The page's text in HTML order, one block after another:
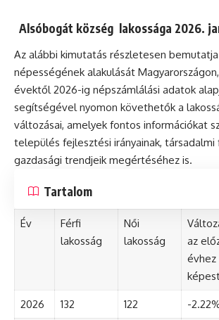
Alsóbogát község lakossága 2026.
Az alábbi kimutatás részletesen
népességének alakulását
évektől 2026-ig népszámlálási adatok
segítségével nyomon követhetők a
változásai, amelyek fontos információkat
település fejlesztési irányainak, társadalmi
gazdasági trendjeik megértéséhez is.
Tartalom
Év
Férfi
lakosság
Női
lakosság
az
évhez
2026 132 122 -